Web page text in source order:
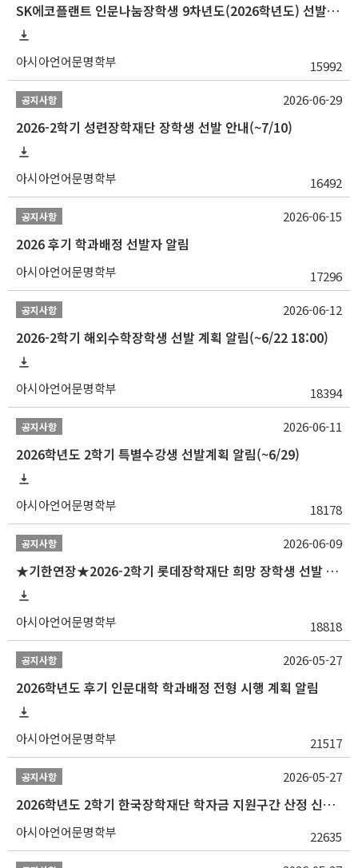
SK에코플랜트 인문나눔장학생 9차년도(2026학년도) 선발 안내(~7/20)
아시아언어문명학부 15992
공지사항
2026-2학기 성련장학재단 장학생 선발 안내(~7/10)
아시아언어문명학부 16492
2026-06-29
공지사항
2026 후기 학과배정 선발자 알림
아시아언어문명학부 17296
2026-06-15
공지사항
2026-2학기 해외수학장학생 선발 계획 알림(~6/22 18:00)
아시아언어문명학부 18394
2026-06-12
공지사항
2026학년도 2학기 특별수강생 선발계획 알림(~6/29)
아시아언어문명학부 18178
2026-06-11
공지사항
★기한연장★2026-2학기 롯데장학재단 희망 장학생 선발 안내(~6/15
아시아언어문명학부 18818
2026-06-09
공지사항
2026학년도 후기 인문대학 학과배정 전형 시행 계획 알림
아시아언어문명학부 21517
2026-05-27
공지사항
2026학년도 2학기 한국장학재단 학자금 지원구간 산정 신청 안내
아시아언어문명학부 22635
2026-05-27